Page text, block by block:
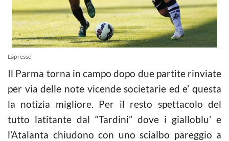
Lapresse
Il Parma torna in campo dopo due partite rinviate
per via delle note vicende societarie ed e’ questa
la notizia migliore. Per il resto spettacolo del
tutto latitante dal “Tardini” dove i gialloblu’ e
l’Atalanta chiudono con uno scialbo pareggio a